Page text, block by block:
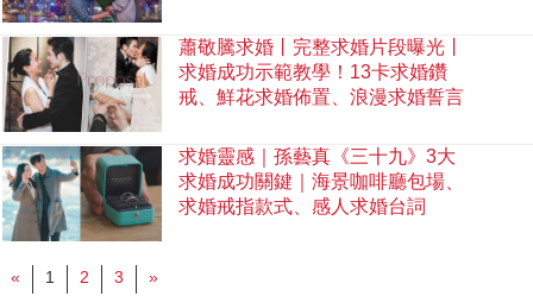
蕭敬騰求婚丨完整求婚片段曝光丨
求婚成功示範教學！13卡求婚鑽
戒、鮮花求婚佈置、浪漫求婚誓言
求婚靈感｜孫藝真《三十九》3大
求婚成功關鍵｜海景咖啡廳包場、
求婚戒指款式、感人求婚台詞
« 1 2 3 »